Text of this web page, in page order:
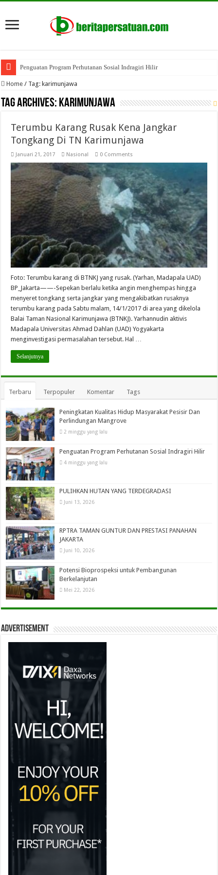
Penguatan Program Perhutanan Sosial Indragiri Hilir
Home / Tag: karimunjawa
Tag Archives: karimunjawa
Terumbu Karang Rusak Kena Jangkar
Tongkang Di TN Karimunjawa
Januari 21, 2017 Nasional 0 Comments
Foto: Terumbu karang di BTNKJ yang rusak. (Yarhan, Madapala UAD)
BP_Jakarta——-Sepekan berlalu ketika angin menghempas hingga
menyeret tongkang serta jangkar yang mengakibatkan rusaknya
terumbu karang pada Sabtu malam, 14/1/2017 di area yang dikelola
Balai Taman Nasional Karimunjawa (BTNKJ). Yarhannudin aktivis
Madapala Universitas Ahmad Dahlan (UAD) Yogyakarta
menginvestigasi permasalahan tersebut. Hal …
Selanjutnya
Terbaru Terpopuler Komentar Tags
Peningkatan Kualitas Hidup Masyarakat Pesisir Dan
Perlindungan Mangrove
2 minggu yang lalu
Penguatan Program Perhutanan Sosial Indragiri Hilir
4 minggu yang lalu
PULIHKAN HUTAN YANG TERDEGRADASI
Juni 13, 2026
RPTRA TAMAN GUNTUR DAN PRESTASI PANAHAN
JAKARTA
Juni 10, 2026
Potensi Bioprospeksi untuk Pembangunan
Berkelanjutan
Mei 22, 2026
Advertisement